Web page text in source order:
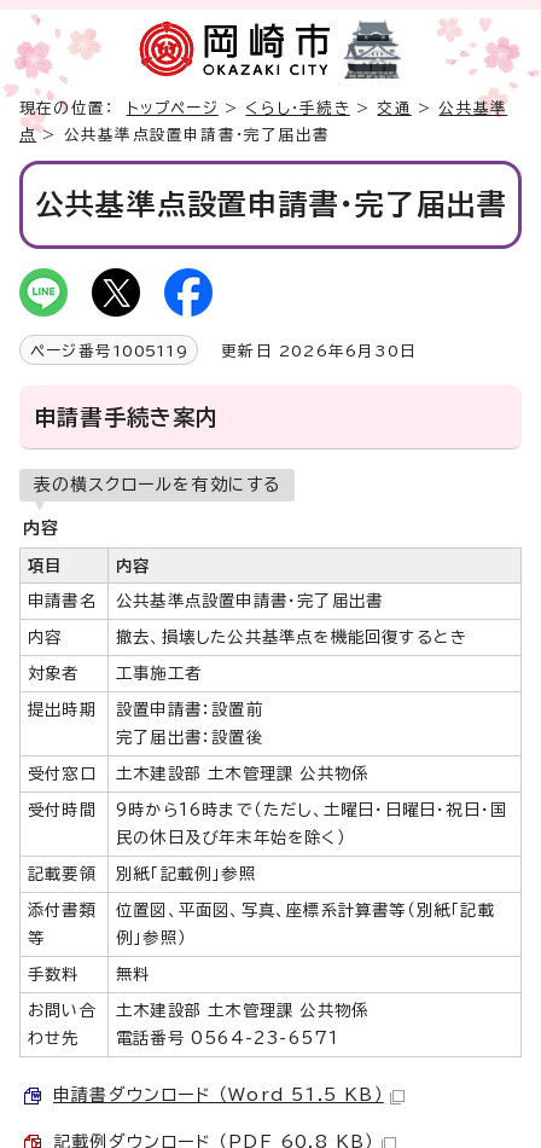
現在の位置： トップページ > くらし・手続き >交通 >公共基準
点> 公共基準点設置申請書・完了届出書
公共基準点設置申請書・完了届出書
ページ番号 1005119 更新日 2026年6月30日
申請書手続き案内
表の横スクロールを有効にする
内容
項目 内容
申請書名 公共基準点設置申請書・完了届出書
内容 撤去、損壊した公共基準点を機能回復するとき
対象者 工事施工者
提出時期
設置申請書：設置前
完了届出書：設置後
受付窓口 土木建設部 土木管理課 公共物係
受付時間
9時から16時まで（ただし、土曜日・日曜日・祝日・国
民の休日及び年末年始を除く）
記載要領 別紙「記載例」参照
添付書類
等
位置図、平面図、写真、座標系計算書等（別紙「記載
例」参照）
手数料 無料
お問い合
わせ先
土木建設部 土木管理課 公共物係
電話番号 0564-23-6571
申請書ダウンロード （Word 51.5 KB）
記載例ダウンロード （PDF 60.8 KB）